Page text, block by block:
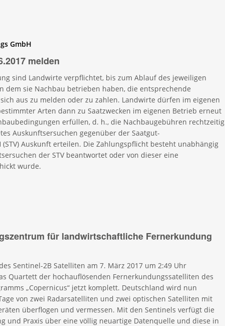
GmbH
melden
sind Landwirte verpflichtet, bis zum Ablauf des jeweiligen
dem sie Nachbau betrieben haben, die entsprechende
aus zu melden oder zu zahlen. Landwirte dürfen im eigenen
Arten dann zu Saatzwecken im eigenen Betrieb erneut
erfüllen, d. h., die Nachbaugebühren rechtzeitig
Auskunftsersuchen gegenüber der Saatgut-
Auskunft erteilen. Die Zahlungspflicht besteht unabhängig
der STV beantwortet oder von dieser eine
wurde.
für landwirtschaftliche Fernerkundung
Sentinel-2B Satelliten am 7. März 2017 um 2:49 Uhr
Quartett der hochauflösenden Fernerkundungssatelliten des
„Copernicus“ jetzt komplett. Deutschland wird nun
von zwei Radarsatelliten und zwei optischen Satelliten mit
überflogen und vermessen. Mit den Sentinels verfügt die
und Praxis über eine völlig neuartige Datenquelle und diese in